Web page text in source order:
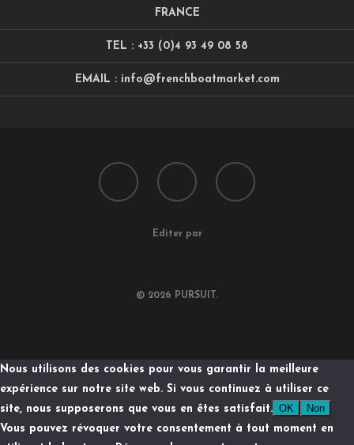
FRANCE
TEL : +33 (0)4 93 49 08 58
EMAIL : info@frenchboatmarket.com
Editer par
© 2026 PURSUIT.
Nous utilisons des cookies pour vous garantir la meilleure
expérience sur notre site web. Si vous continuez à utiliser ce
site, nous supposerons que vous en êtes satisfait. OK
Non
Vous pouvez révoquer votre consentement à tout moment en